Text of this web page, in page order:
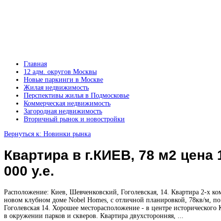
Главная
12 адм. округов Москвы
Новые паркинги в Москве
Жилая недвижимость
Перспективы жилья в Подмосковье
Коммерческая недвижимость
Загородная недвижимость
Вторичный рынок и новостройки
Вернуться к: Новинки рынка
Квартира в г.КИЕВ, 78 м2 цена
000 у.е.
Расположение: Киев, Шевченковский, Гоголевская, 14. Квартира 2-х
новом клубном доме Nobel Homes, с отличной планировкой, 78кв/м, по
Гоголевская 14. Хорошее месторасположение - в центре исторического
в окружении парков и скверов. Квартира двухсторонняя, ...